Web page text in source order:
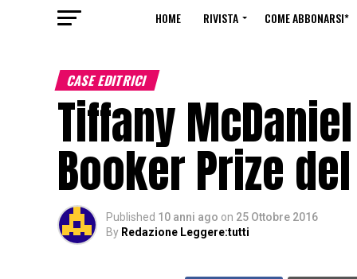
HOME RIVISTA COME ABBONARSI*
CASE EDITRICI
Tiffany
Booker Prize
Published 10 anni ago on 25 Ottobre 2016
By Redazione Leggere:tutti